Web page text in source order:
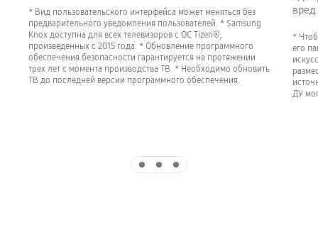
* Вид пользовательского интерфейса может меняться без
предварительного уведомления пользователей. * Samsung
Knox доступна для всех телевизоров с ОС Tizen®,
произведенных с 2015 года. * Обновление программного
обеспечения безопасности гарантируется на протяжении
трех лет с момента производства ТВ. * Необходимо обновить
ТВ до последней версии программного обеспечения.
*
его
ДУ